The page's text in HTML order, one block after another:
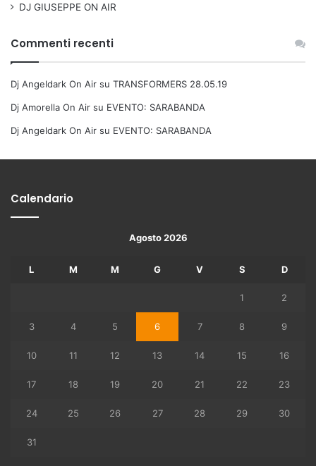
DJ GIUSEPPE ON AIR
Commenti recenti
Dj Angeldark On Air su TRANSFORMERS 28.05.19
Dj Amorella On Air su EVENTO: SARABANDA
Dj Angeldark On Air su EVENTO: SARABANDA
Calendario
Agosto 2026
L M M G V S D
1 2
3 4 5 6 7 8 9
10 11 12 13 14 15 16
17 18 19 20 21 22 23
24 25 26 27 28 29 30
31